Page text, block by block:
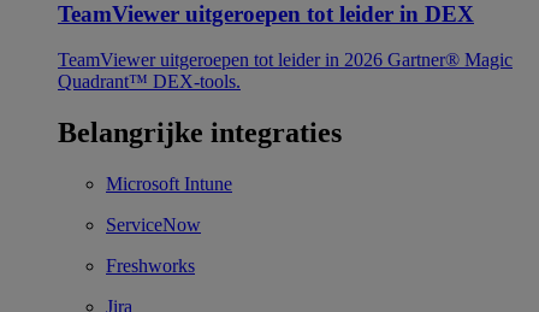
TeamViewer uitgeroepen tot leider in DEX
TeamViewer uitgeroepen tot leider in 2026 Gartner® Magic
Quadrant™ DEX-tools.
Belangrijke integraties
Microsoft Intune
ServiceNow
Freshworks
Jira